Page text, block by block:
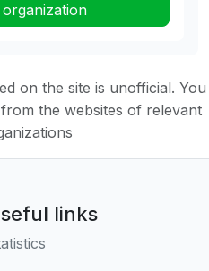
on the site is unofficial. You
the websites of relevant
links